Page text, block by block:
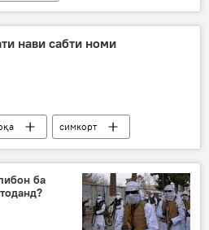
Мавҷи сеюми коронавирус дар Тоҷикистон: охирин хабару гузоришҳо
нави сабти номи
симкорт
ба